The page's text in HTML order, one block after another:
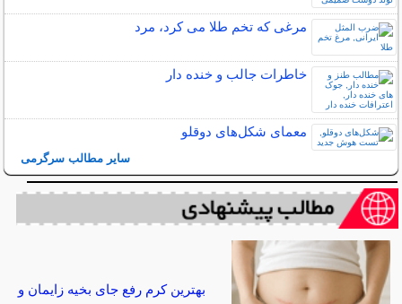
مرغی که تخم طلا می کرد، مرد
خاطرات جالب و خنده دار
معمای شکل‌های دوقلو
سایر مطالب سرگرمی
بهترین کرم رفع جای بخیه زایمان و